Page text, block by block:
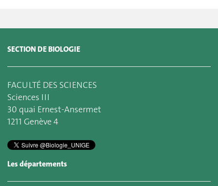
SECTION DE BIOLOGIE
FACULTÉ DES SCIENCES
Sciences III
30 quai Ernest-Ansermet
1211 Genève 4
Les départements